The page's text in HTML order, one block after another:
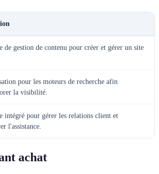
de gestion de contenu pour créer et gérer un site
pour les moteurs de recherche afin
la visibilité.
intégré pour gérer les relations client et
l'assistance.
achat